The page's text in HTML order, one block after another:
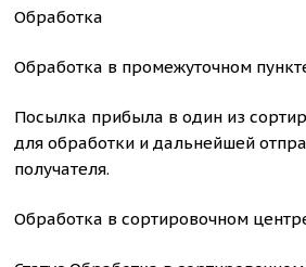
Обработка
Обработка в промежуточном
Посылка прибыла в один из
для обработки и дальнейшей
получателя.
Обработка в сортировочном